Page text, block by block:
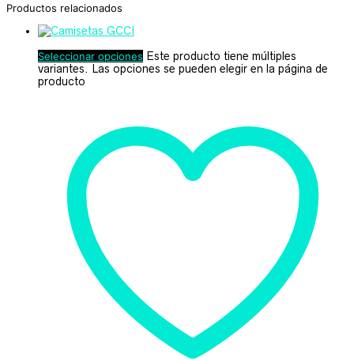
Productos relacionados
Seleccionar opciones Este producto tiene múltiples
variantes. Las opciones se pueden elegir en la página de
producto